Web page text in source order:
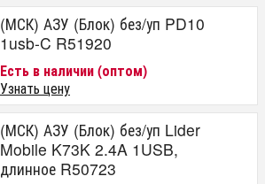
(МСК) АЗУ (Блок) без/уп PD10
1usb-C R51920
Есть в наличии (оптом)
Узнать цену
(МСК) АЗУ (Блок) без/уп Lider
Mobile K73K 2.4A 1USB,
длинное R50723